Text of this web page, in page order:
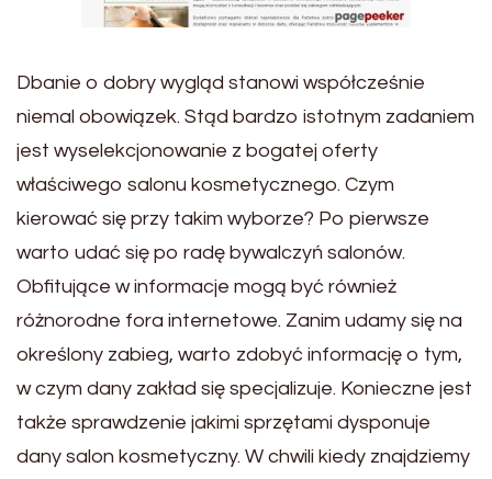
Dbanie o dobry wygląd stanowi współcześnie
niemal obowiązek. Stąd bardzo istotnym zadaniem
jest wyselekcjonowanie z bogatej oferty
właściwego salonu kosmetycznego. Czym
kierować się przy takim wyborze? Po pierwsze
warto udać się po radę bywalczyń salonów.
Obfitujące w informacje mogą być również
różnorodne fora internetowe. Zanim udamy się na
określony zabieg, warto zdobyć informację o tym,
w czym dany zakład się specjalizuje. Konieczne jest
także sprawdzenie jakimi sprzętami dysponuje
dany salon kosmetyczny. W chwili kiedy znajdziemy